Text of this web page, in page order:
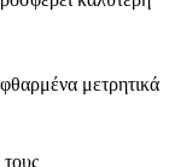
μετρητικά